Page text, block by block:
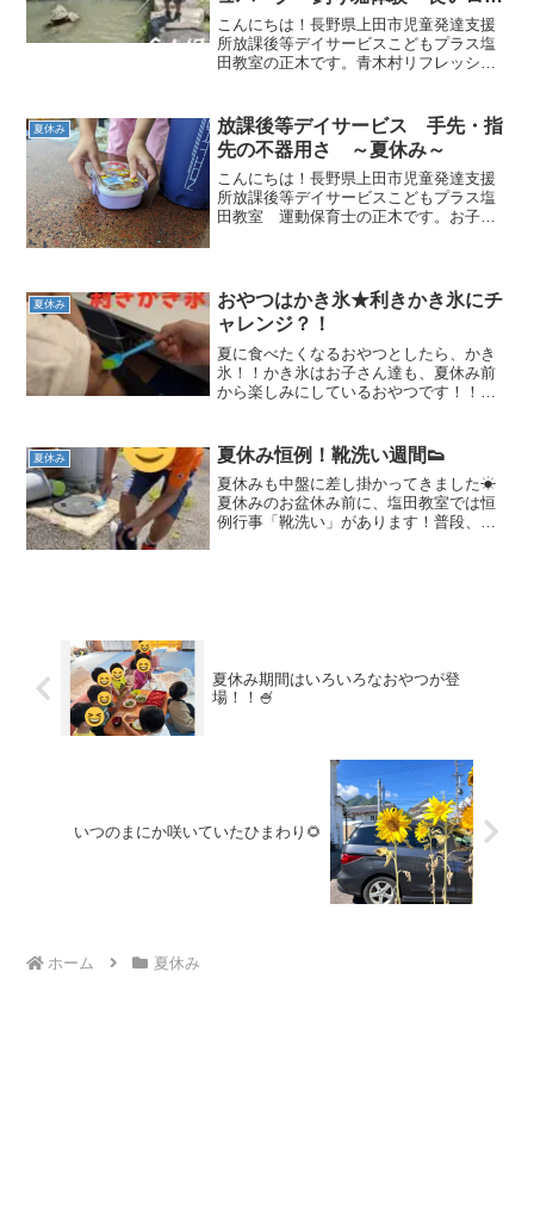
ラーすべり台
こんにちは！長野県上田市児童発達支援
所放課後等デイサービスこどもプラス塩
田教室の正木です。青木村リフレッシュ
ュパークの釣り堀で釣り体験！！長ーい
釣り竿を頑張って操作し...
夏休み
放課後等デイサービス 手先・指
先の不器用さ ～夏休み～
こんにちは！長野県上田市児童発達支援
所放課後等デイサービスこどもプラス塩
田教室 運動保育士の正木です。お子さ
室では、自由遊びで楽しみな...
夏休み
おやつはかき氷★利きかき氷にチ
ャレンジ？！
夏に食べたくなるおやつとしたら、かき
氷！！かき氷はお子さん達も、夏休み前
から楽しみにしているおやつです！！夏
は、森やプール、噴水などでたくさん遊
んだ後は自分たちで作るか...
夏休み 夏休み恒例！靴洗い週間👟
夏休みも中盤に差し掛かってきました☀
夏休みのお盆休み前に、塩田教室では恒
例行事「靴洗い」があります！普段、学
夏休み期間はいろいろなおやつが登
場！！🍧
いつのまにか咲いていたひまわり🌻
ホーム 夏休み